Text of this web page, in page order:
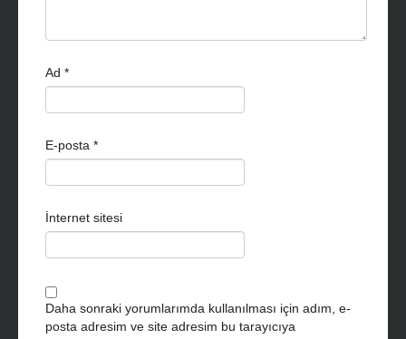
Ad *
E-posta *
İnternet sitesi
Daha sonraki yorumlarımda kullanılması için adım, e-
posta adresim ve site adresim bu tarayıcıya